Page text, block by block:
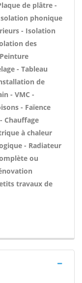
de plâtre -
phonique
- Isolation
des
- Tableau
de
- VMC -
- Faïence
Chauffage
à chaleur
- Radiateur
ou
travaux de